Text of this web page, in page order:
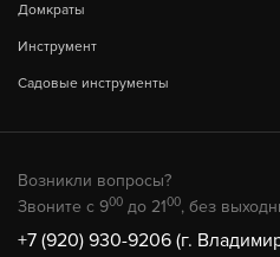
Домкраты
Инструмент
Садовые инструменты
Возникли вопросы?
Звоните с 900 до 2100, без
+7 (920) 930-9206 (г.